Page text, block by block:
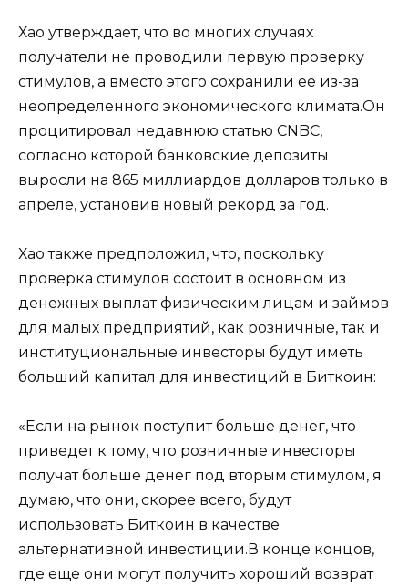
Хао утверждает, что во многих случаях
получатели не проводили первую проверку
стимулов, а вместо этого сохранили ее из-за
неопределенного экономического климата.Он
процитировал недавнюю статью CNBC,
согласно которой банковские депозиты
выросли на 865 миллиардов долларов только в
апреле, установив новый рекорд за год.
Хао также предположил, что, поскольку
проверка стимулов состоит в основном из
денежных выплат физическим лицам и займов
для малых предприятий, как розничные, так и
институциональные инвесторы будут иметь
больший капитал для инвестиций в Биткоин:
«Если на рынок поступит больше денег, что
приведет к тому, что розничные инвесторы
получат больше денег под вторым стимулом, я
думаю, что они, скорее всего, будут
использовать Биткоин в качестве
альтернативной инвестиции.В конце концов,
где еще они могут получить хороший возврат